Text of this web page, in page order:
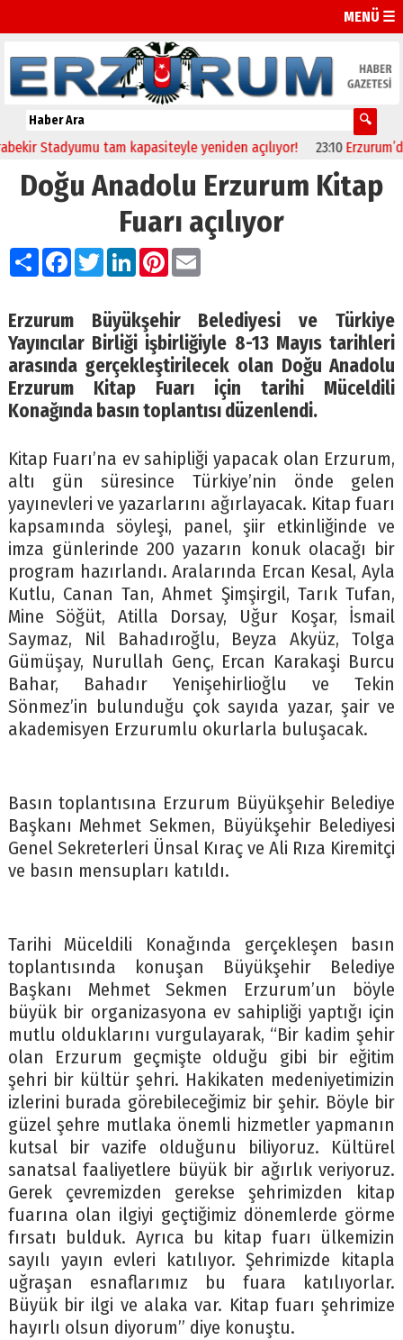
MENÜ ☰
Stadyumu tam kapasiteyle yeniden açılıyor! 23:10 Erzurum’da
Doğu Anadolu Erzurum Kitap
Fuarı açılıyor
PaylaşFacebook
TwitterLinkedIn
Pinterest
Email
Erzurum Büyükşehir Belediyesi ve Türkiye
Yayıncılar Birliği işbirliğiyle 8-13 Mayıs tarihleri
arasında gerçekleştirilecek olan Doğu Anadolu
Erzurum Kitap Fuarı için tarihi Müceldili
Konağında basın toplantısı düzenlendi.
Kitap Fuarı’na ev sahipliği yapacak olan Erzurum,
altı gün süresince Türkiye’nin önde gelen
yayınevleri ve yazarlarını ağırlayacak. Kitap fuarı
kapsamında söyleşi, panel, şiir etkinliğinde ve
imza günlerinde 200 yazarın konuk olacağı bir
program hazırlandı. Aralarında Ercan Kesal, Ayla
Kutlu, Canan Tan, Ahmet Şimşirgil, Tarık Tufan,
Mine Söğüt, Atilla Dorsay, Uğur Koşar, İsmail
Saymaz, Nil Bahadıroğlu, Beyza Akyüz, Tolga
Gümüşay, Nurullah Genç, Ercan Karakaşi Burcu
Bahar, Bahadır Yenişehirlioğlu ve Tekin
Sönmez’in bulunduğu çok sayıda yazar, şair ve
akademisyen Erzurumlu okurlarla buluşacak.
Basın toplantısına Erzurum Büyükşehir Belediye
Başkanı Mehmet Sekmen, Büyükşehir Belediyesi
Genel Sekreterleri Ünsal Kıraç ve Ali Rıza Kiremitçi
ve basın mensupları katıldı.
Tarihi Müceldili Konağında gerçekleşen basın
toplantısında konuşan Büyükşehir Belediye
Başkanı Mehmet Sekmen Erzurum’un böyle
büyük bir organizasyona ev sahipliği yaptığı için
mutlu olduklarını vurgulayarak, “Bir kadim şehir
olan Erzurum geçmişte olduğu gibi bir eğitim
şehri bir kültür şehri. Hakikaten medeniyetimizin
izlerini burada görebileceğimiz bir şehir. Böyle bir
güzel şehre mutlaka önemli hizmetler yapmanın
kutsal bir vazife olduğunu biliyoruz. Kültürel
sanatsal faaliyetlere büyük bir ağırlık veriyoruz.
Gerek çevremizden gerekse şehrimizden kitap
fuarına olan ilgiyi geçtiğimiz dönemlerde görme
fırsatı bulduk. Ayrıca bu kitap fuarı ülkemizin
sayılı yayın evleri katılıyor. Şehrimizde kitapla
uğraşan esnaflarımız bu fuara katılıyorlar.
Büyük bir ilgi ve alaka var. Kitap fuarı şehrimize
hayırlı olsun diyorum” diye konuştu.